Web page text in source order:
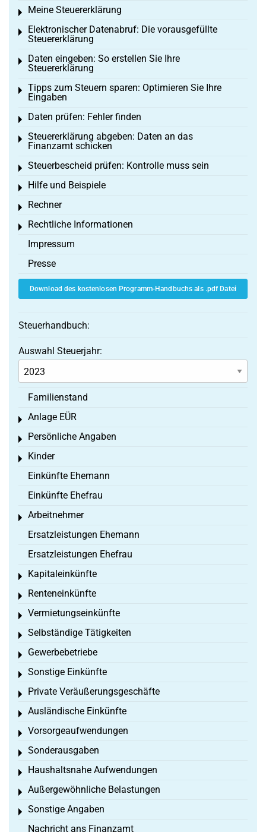
Meine Steuererklärung
Toggle menu
Elektronischer Datenabruf: Die vorausgefüllte
Steuererklärung
Toggle menu
Daten eingeben: So erstellen Sie Ihre
Steuererklärung
Toggle menu
Tipps zum Steuern sparen: Optimieren Sie Ihre
Eingaben
Toggle menu
Daten prüfen: Fehler finden
Toggle menu
Steuererklärung abgeben: Daten an das
Finanzamt schicken
Toggle menu
Steuerbescheid prüfen: Kontrolle muss sein
Toggle menu
Hilfe und Beispiele
Toggle menu
Rechner
Toggle menu
Rechtliche Informationen
Toggle menu
Impressum
Presse
Download des kostenlosen Programm-Handbuchs als .pdf Datei
Steuerhandbuch:
Auswahl Steuerjahr:
Familienstand
Anlage EÜR
Toggle menu
Persönliche Angaben
Toggle menu
Kinder
Toggle menu
Einkünfte Ehemann
Einkünfte Ehefrau
Arbeitnehmer
Toggle menu
Ersatzleistungen Ehemann
Ersatzleistungen Ehefrau
Kapitaleinkünfte
Toggle menu
Renteneinkünfte
Toggle menu
Vermietungseinkünfte
Toggle menu
Selbständige Tätigkeiten
Toggle menu
Gewerbebetriebe
Toggle menu
Sonstige Einkünfte
Toggle menu
Private Veräußerungsgeschäfte
Toggle menu
Ausländische Einkünfte
Toggle menu
Vorsorgeaufwendungen
Toggle menu
Sonderausgaben
Toggle menu
Haushaltsnahe Aufwendungen
Toggle menu
Außergewöhnliche Belastungen
Toggle menu
Sonstige Angaben
Toggle menu
Nachricht ans Finanzamt